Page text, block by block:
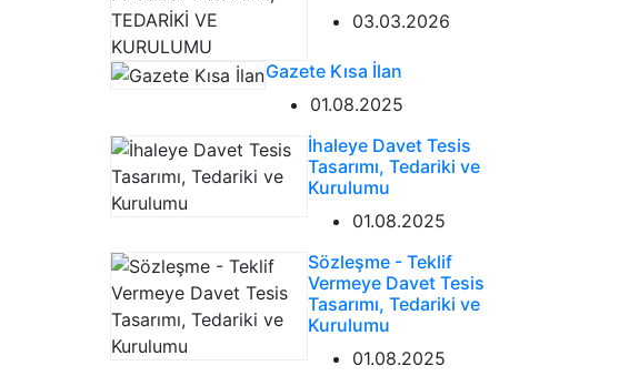
03.03.2026
Gazete Kısa İlan
01.08.2025
İhaleye Davet Tesis
Tasarımı, Tedariki ve
Kurulumu
01.08.2025
Sözleşme - Teklif
Vermeye Davet Tesis
Tasarımı, Tedariki ve
Kurulumu
01.08.2025